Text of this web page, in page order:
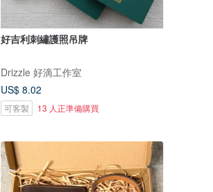
好吉利刺繡護照吊牌
Drizzle 好滴工作室
US$ 8.02
可客製 13 人正準備購買